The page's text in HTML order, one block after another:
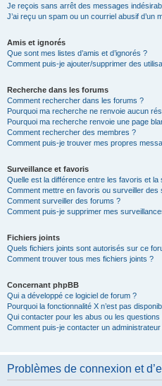
Je reçois sans arrêt des messages
J’ai reçu un spam ou un courriel abusif d’un
Amis et ignorés
Que sont mes listes d’amis et d’ignorés ?
Comment puis-je ajouter/supprimer des
Recherche dans les forums
Comment rechercher dans les forums ?
Pourquoi ma recherche ne renvoie aucun
Pourquoi ma recherche renvoie une page
Comment rechercher des membres ?
Comment puis-je trouver mes propres
Surveillance et favoris
Quelle est la différence entre les favoris et la
Comment mettre en favoris ou surveiller des
Comment surveiller des forums ?
Comment puis-je supprimer mes
Fichiers joints
Quels fichiers joints sont autorisés sur ce
Comment trouver tous mes fichiers joints ?
Concernant phpBB
Qui a développé ce logiciel de forum ?
Pourquoi la fonctionnalité X n’est pas
Qui contacter pour les abus ou les
Comment puis-je contacter un
Problèmes de connexion et